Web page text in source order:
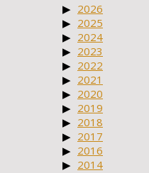
2026
2025
2024
2023
2022
2021
2020
2019
2018
2017
2016
2014